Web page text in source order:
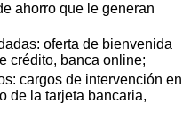
ahorro que le generan
oferta de bienvenida
crédito, banca online;
cargos de intervención en
de la tarjeta bancaria,